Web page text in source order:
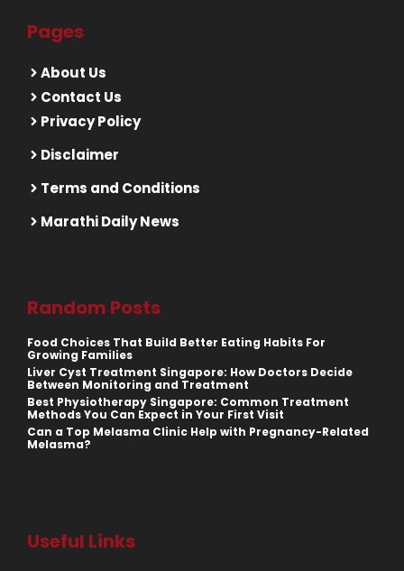
Pages
About Us
Contact Us
Privacy Policy
Disclaimer
Terms and Conditions
Marathi Daily News
Random Posts
Food Choices That Build Better Eating Habits For
Growing Families
Liver Cyst Treatment Singapore: How Doctors Decide
Between Monitoring and Treatment
Best Physiotherapy Singapore: Common Treatment
Methods You Can Expect in Your First Visit
Can a Top Melasma Clinic Help with Pregnancy-Related
Melasma?
Useful Links